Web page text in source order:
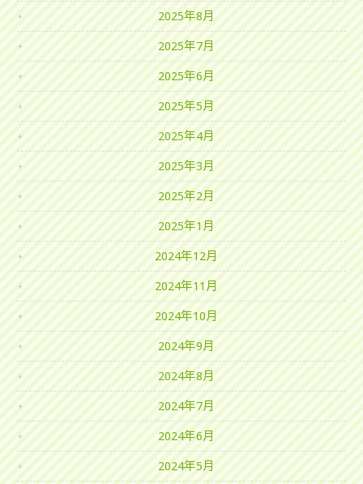
2025年8月
2025年7月
2025年6月
2025年5月
2025年4月
2025年3月
2025年2月
2025年1月
2024年12月
2024年11月
2024年10月
2024年9月
2024年8月
2024年7月
2024年6月
2024年5月